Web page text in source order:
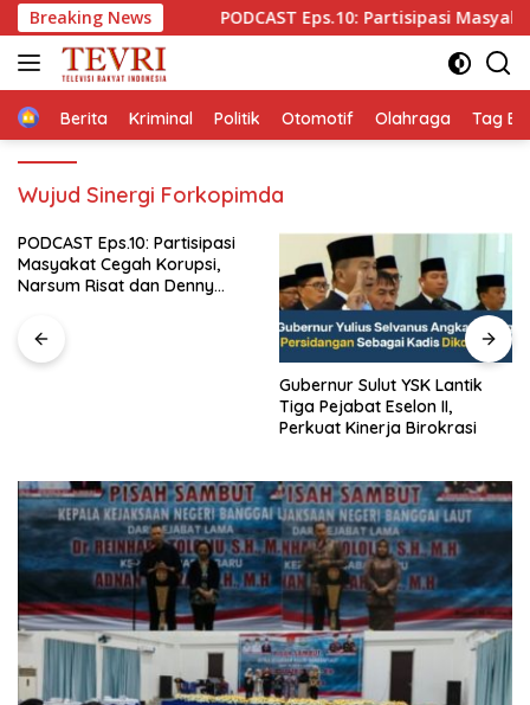
Langsung
ke
konten
Breaking NewsPODCAST Eps.10: Partisipasi Masyakat
HomeBerita Kriminal Politik Otomotif Olahraga Tag
Wujud Sinergi Forkopimda
PODCAST Eps.10: Partisipasi
Masyakat Cegah Korupsi,
Narsum Risat dan Denny
Gubernur Sulut YSK Lantik
Tiga Pejabat Eselon II,
Perkuat Kinerja Birokrasi